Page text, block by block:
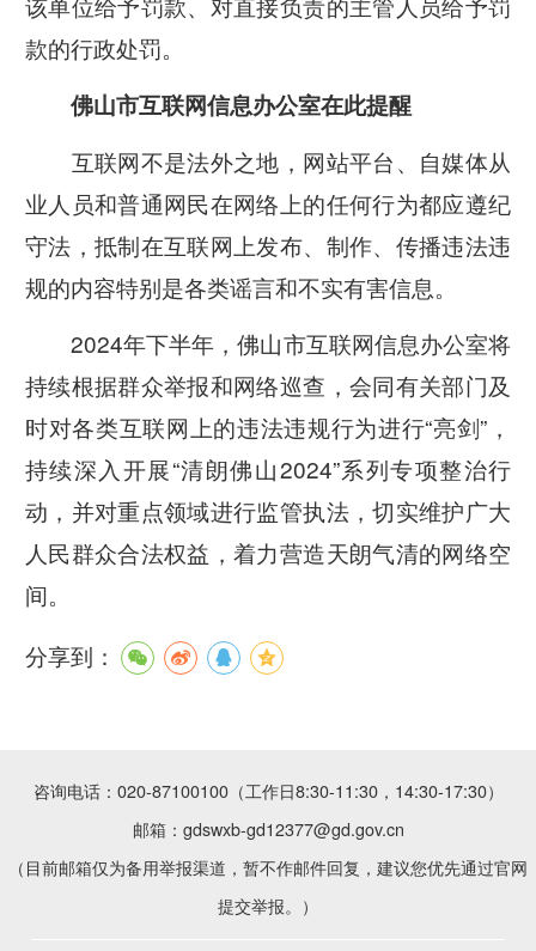
款的行政处罚。
佛山市互联网信息办公室在此提醒
互联网不是法外之地，网站平台、自媒体从
业人员和普通网民在网络上的任何行为都应遵纪
守法，抵制在互联网上发布、制作、传播违法违
规的内容特别是各类谣言和不实有害信息。
2024年下半年，佛山市互联网信息办公室将
持续根据群众举报和网络巡查，会同有关部门及
时对各类互联网上的违法违规行为进行“亮剑”，
持续深入开展“清朗佛山2024”系列专项整治行
动，并对重点领域进行监管执法，切实维护广大
人民群众合法权益，着力营造天朗气清的网络空
间。
分享到：
咨询电话：020-87100100（工作日8:30-11:30，14:30-17:30）
邮箱：gdswxb-gd12377@gd.gov.cn
（目前邮箱仅为备用举报渠道，暂不作邮件回复，建议您优先通过官网
提交举报。）